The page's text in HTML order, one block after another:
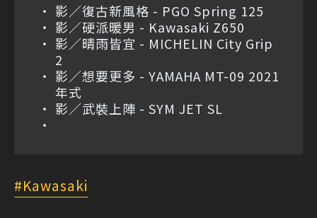
影／復古新風格 - PGO Spring 125
影／硬派暖男 - Kawasaki Z650
影／晴雨皆宜 - MICHELIN City Grip
2
影／想要更多 - YAMAHA MT-09 2021
年式
影／武裝上陣 - SYM JET SL
Kawasaki